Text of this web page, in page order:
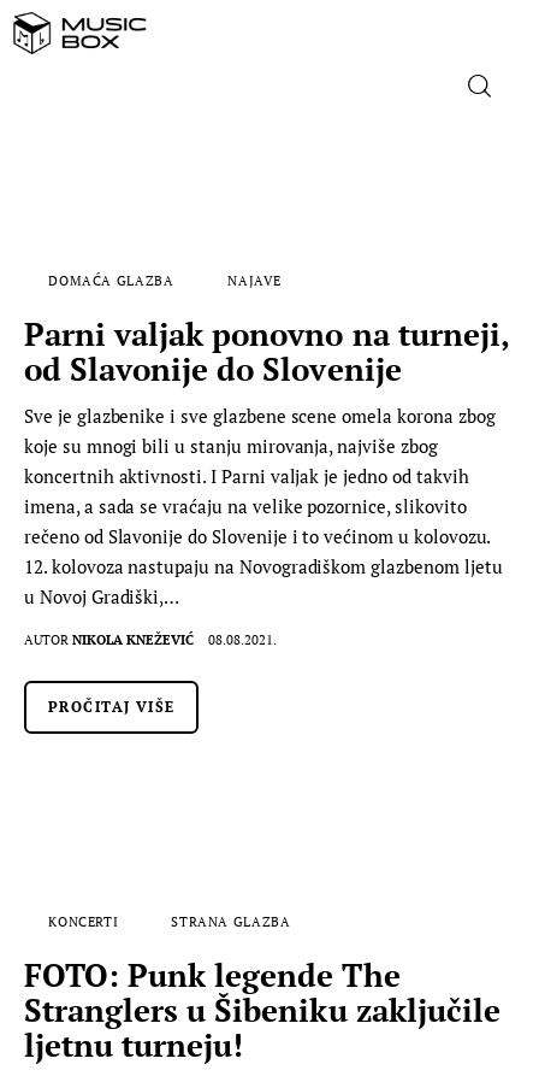
MUSIC BOX
DOMAĆA GLAZBA NAJAVE
Parni valjak ponovno na turneji,
od Slavonije do Slovenije
Sve je glazbenike i sve glazbene scene omela korona zbog
koje su mnogi bili u stanju mirovanja, najviše zbog
koncertnih aktivnosti. I Parni valjak je jedno od takvih
imena, a sada se vraćaju na velike pozornice, slikovito
rečeno od Slavonije do Slovenije i to većinom u kolovozu.
12. kolovoza nastupaju na Novogradiškom glazbenom ljetu
u Novoj Gradiški,…
AUTOR NIKOLA KNEŽEVIĆ 08.08.2021.
PROČITAJ VIŠE
KONCERTI STRANA GLAZBA
FOTO: Punk legende The
Stranglers u Šibeniku zaključile
ljetnu turneju!